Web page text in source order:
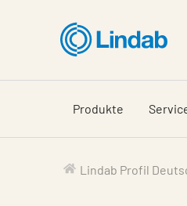
Hauptinhalt
Produkte
Lindab Profil